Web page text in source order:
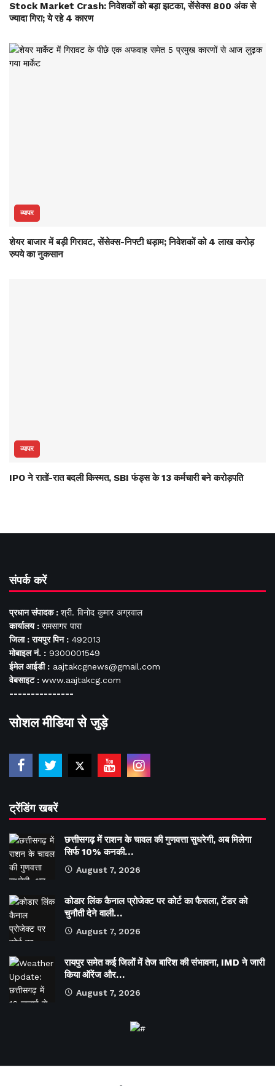
Stock Market Crash: निवेशकों को बड़ा झटका, सेंसेक्स 800 अंक से
ज्यादा गिरा; ये रहे 4 कारण
व्यापार
शेयर बाजार में बड़ी गिरावट, सेंसेक्स-निफ्टी धड़ाम; निवेशकों को 4 लाख करोड़
रुपये का नुकसान
व्यापार
IPO ने रातों-रात बदली किस्मत, SBI फंड्स के 13 कर्मचारी बने करोड़पति
संपर्क करें
प्रधान संपादक : श्री. विनोद कुमार अग्रवाल
कार्यालय : रामसागर पारा
जिला : रायपुर पिन : 492013
मोबाइल नं. : 9300001549
ईमेल आईडी : aajtakcgnews@gmail.com
वेबसाइट : www.aajtakcg.com
---------------
सोशल मीडिया से जुड़े
ट्रेंडिंग खबरें
छत्तीसगढ़ में राशन के चावल की गुणवत्ता सुधरेगी, अब मिलेगा
सिर्फ 10% कनकी…
August 7, 2026
कोडार लिंक कैनाल प्रोजेक्ट पर कोर्ट का फैसला, टेंडर को
चुनौती देने वाली…
August 7, 2026
रायपुर समेत कई जिलों में तेज बारिश की संभावना, IMD ने जारी
किया ऑरेंज और…
August 7, 2026